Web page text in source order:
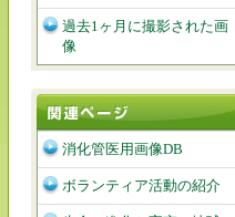
過去1ヶ月に撮影された画
像
消化管医用画像DB
ボランティア活動の紹介